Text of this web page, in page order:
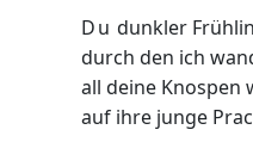
Du dunkler
durch den ich
all deine Knospen
auf ihre junge